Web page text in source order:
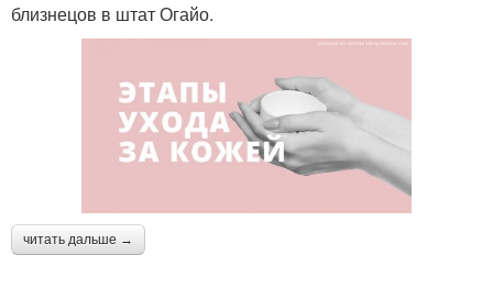
близнецов в штат Огайо.
читать дальше →